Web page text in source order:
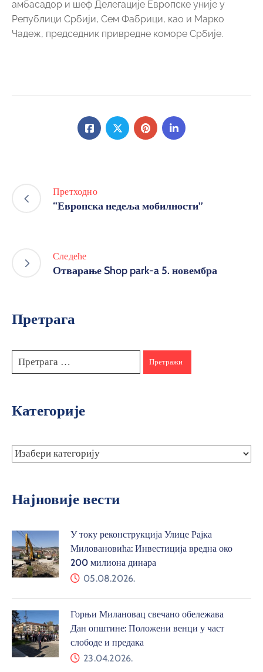
амбасадор и шеф Делегације Европске уније у
Републици Србији, Сем Фабрици, као и Марко
Чадеж, председник привредне коморе Србије.
Претходно
‘’Европска недеља мобилности’’
Следеће
Отварање Shop park-a 5. новембра
Претрага
Категорије
Најновије вести
У току реконструкција Улице Рајка
Миловановића: Инвестиција вредна око
200 милиона динара
05.08.2026.
Горњи Милановац свечано обележава
Дан општине: Положени венци у част
слободе и предака
23.04.2026.